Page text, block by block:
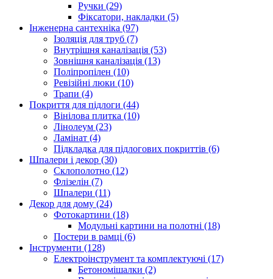
Ручки (29)
Фіксатори, накладки (5)
Інженерна сантехніка (97)
Ізоляція для труб (7)
Внутрішня каналізація (53)
Зовнішня каналізація (13)
Поліпропілен (10)
Ревізійні люки (10)
Трапи (4)
Покриття для підлоги (44)
Вінілова плитка (10)
Лінолеум (23)
Ламінат (4)
Підкладка для підлогових покриттів (6)
Шпалери і декор (30)
Склополотно (12)
Флізелін (7)
Шпалери (11)
Декор для дому (24)
Фотокартини (18)
Модульні картини на полотні (18)
Постери в рамці (6)
Інструменти (128)
Електроінструмент та комплектуючі (17)
Бетономішалки (2)